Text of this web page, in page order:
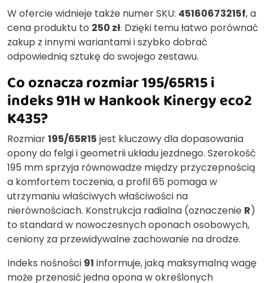
W ofercie widnieje także numer SKU: 45160673215f, a
cena produktu to 250 zł. Dzięki temu łatwo porównać
zakup z innymi wariantami i szybko dobrać
odpowiednią sztukę do swojego zestawu.
Co oznacza rozmiar 195/65R15 i
indeks 91H w Hankook Kinergy eco2
K435?
Rozmiar195/65R15 jest kluczowy dla dopasowania
opony do felgi i geometrii układu jezdnego. Szerokość
195 mm sprzyja równowadze między przyczepnością
a komfortem toczenia, a profil 65 pomaga w
utrzymaniu właściwych właściwości na
nierównościach. Konstrukcja radialna (oznaczenie R)
to standard w nowoczesnych oponach osobowych,
ceniony za przewidywalne zachowanie na drodze.
Indeks nośności 91 informuje, jaką maksymalną wagę
może przenosić jedna opona w określonych